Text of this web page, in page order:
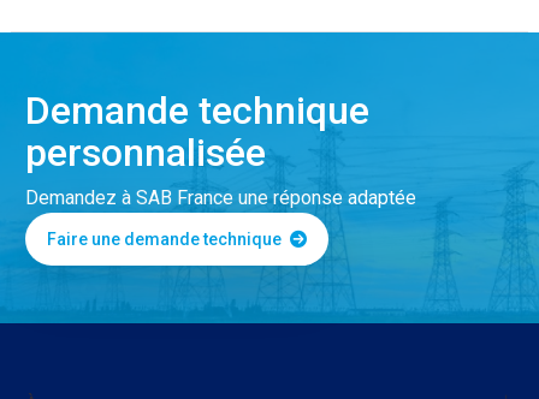
Demande technique
personnalisée
Demandez à SAB France une réponse adaptée
Faire une demande technique